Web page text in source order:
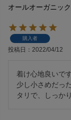
オールオーガニッ
購入者
投稿日 2022/04/12
着け心地良いで
少し小さめだっ
タリで、しっか